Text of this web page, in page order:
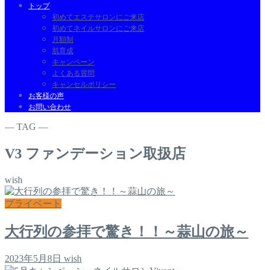
トップ
初めてエステサロンにご来店
初めてネイルサロンにご来店
月額制
肌育成
キャンペーン
よくある質問
キャンセルポリシー
お客様の声
お問い合わせ
― TAG ―
V3 ファンデーション取扱店
wish
プライベート
大行列の参拝で驚き！！～蒜山の旅～
2023年5月8日 wish